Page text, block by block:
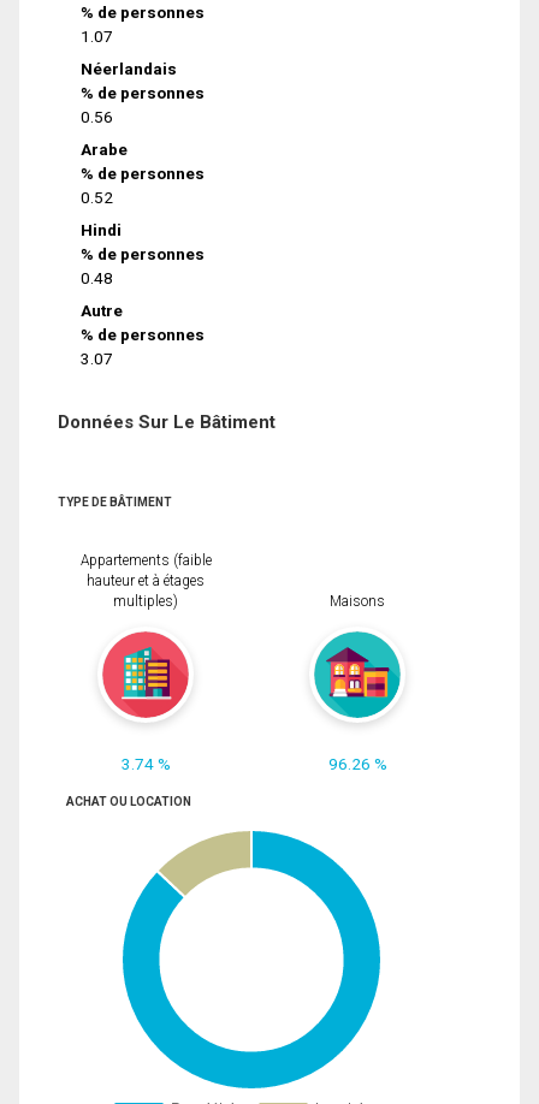
% de personnes
1.07
Néerlandais
% de personnes
0.56
Arabe
% de personnes
0.52
Hindi
% de personnes
0.48
Autre
% de personnes
3.07
Données Sur Le Bâtiment
TYPE DE BÂTIMENT
Appartements (faible
hauteur et à étages
multiples)
3.74 %
Maisons
96.26 %
ACHAT OU LOCATION